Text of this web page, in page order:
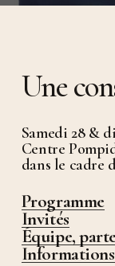
Une
Samedi 28 &
Centre
dans le cadre
Programme
Invités
Équipe,